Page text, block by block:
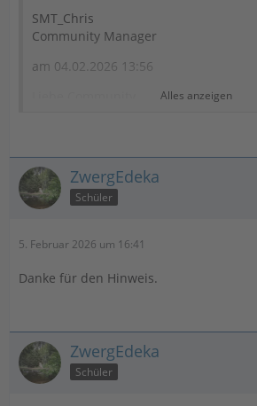
SMT_Chris
Community Manager
am ‎04.02.2026 13:56
dann (hoffentlich) komplett behoben
VG
Alles anzeigen
ZwergEdeka
Schüler
5. Februar 2026 um 16:41
Danke für den Hinweis.
ZwergEdeka
Schüler